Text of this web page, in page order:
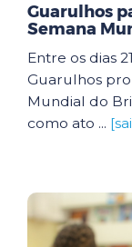
Guarulhos
Semana
Entre os dias
Guarulhos
Mundial do
como ato ...